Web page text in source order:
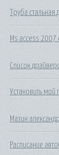
Труба
Ms access 2007
Список
Установить
Мазин
Расписание